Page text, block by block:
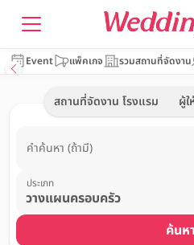
Event แพ็คเกจ รวมสถานที่จัดงาน
สถานที่จัดงาน โรงแรม ผู้
คำค้นหา (ถ้ามี)
ประเภท
ค้นหา